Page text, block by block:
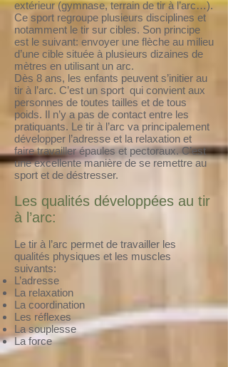
extérieur (gymnase, terrain de tir à l’arc…).
Ce sport regroupe plusieurs disciplines et
notamment le tir sur cibles. Son principe
est le suivant: envoyer une flèche au milieu
d’une cible située à plusieurs dizaines de
mètres en utilisant un arc.
Dès 8 ans, les enfants peuvent s’initier au
tir à l’arc. C’est un sport qui convient aux
personnes de toutes tailles et de tous
poids. Il n’y a pas de contact entre les
pratiquants. Le tir à l’arc va principalement
développer l’adresse et la relaxation et
faire travailler épaules et pectoraux. C’est
une excellente manière de se remettre au
sport et de déstresser.
Les qualités développées au tir
à l’arc:
Le tir à l’arc permet de travailler les
qualités physiques et les muscles
suivants:
L’adresse
La relaxation
La coordination
Les réflexes
La souplesse
La force